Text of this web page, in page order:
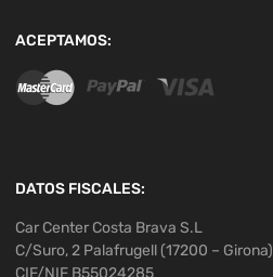
ACEPTAMOS:
DATOS FISCALES:
Car Center Costa Brava S.L
C/Suro, 2 Palafrugell (17200 – Girona)